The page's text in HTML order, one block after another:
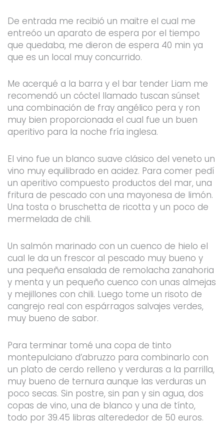
De entrada me recibió un maitre el cual me
entreóo un aparato de espera por el tiempo
que quedaba, me dieron de espera 40 min ya
que es un local muy concurrido.
Me acerqué a la barra y el bar tender Liam me
recomendó un cóctel llamado tuscan súnset
una combinación de fray angélico pera y ron
muy bien proporcionada el cual fue un buen
aperitivo para la noche fría inglesa.
El vino fue un blanco suave clásico del veneto un
vino muy equilibrado en acidez. Para comer pedí
un aperitivo compuesto productos del mar, una
fritura de pescado con una mayonesa de limón.
Una tosta o bruschetta de ricotta y un poco de
mermelada de chili.
Un salmón marinado con un cuenco de hielo el
cual le da un frescor al pescado muy bueno y
una pequeña ensalada de remolacha zanahoria
y menta y un pequeño cuenco con unas almejas
y mejillones con chili. Luego tome un risoto de
cangrejo real con espárragos salvajes verdes,
muy bueno de sabor.
Para terminar tomé una copa de tinto
montepulciano d’abruzzo para combinarlo con
un plato de cerdo relleno y verduras a la parrilla,
muy bueno de ternura aunque las verduras un
poco secas. Sin postre, sin pan y sin agua, dos
copas de vino, una de blanco y una de tínto,
todo por 39.45 libras alterededor de 50 euros.